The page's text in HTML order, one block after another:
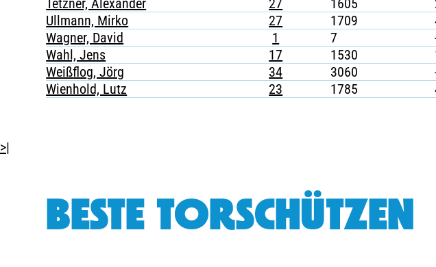
Tetzner, Alexander
27 1605
Ullmann, Mirko
27 1709
Wagner, David
1 7
Wahl, Jens
17 1530
Weißflog, Jörg
34 3060
Wienhold, Lutz
23 1785
>|
BESTE TORSCHÜTZEN